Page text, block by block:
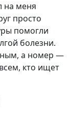
на меня
просто
помогли
болезни.
а номер —
кто ищет